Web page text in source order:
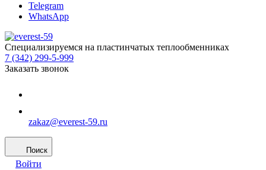
Telegram
WhatsApp
Специализируемся на пластинчатых теплообменниках
7 (342) 299-5-999
Заказать звонок
zakaz@everest-59.ru
Поиск
Войти